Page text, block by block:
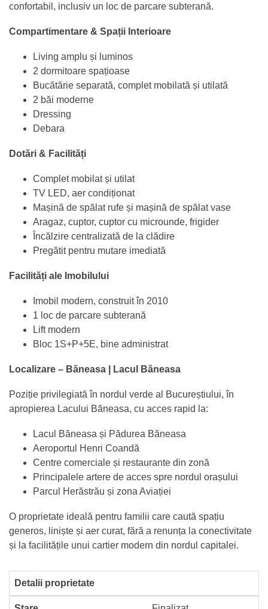
confortabil, inclusiv un loc de parcare subterană.
Compartimentare & Spații Interioare
Living amplu și luminos
2 dormitoare spațioase
Bucătărie separată, complet mobilată și utilată
2 băi moderne
Dressing
Debara
Dotări & Facilități
Complet mobilat și utilat
TV LED, aer condiționat
Mașină de spălat rufe și mașină de spălat vase
Aragaz, cuptor, cuptor cu microunde, frigider
Încălzire centralizată de la clădire
Pregătit pentru mutare imediată
Facilități ale Imobilului
Imobil modern, construit în 2010
1 loc de parcare subterană
Lift modern
Bloc 1S+P+5E, bine administrat
Localizare – Băneasa | Lacul Băneasa
Poziție privilegiată în nordul verde al Bucureștiului, în
apropierea Lacului Băneasa, cu acces rapid la:
Lacul Băneasa și Pădurea Băneasa
Aeroportul Henri Coandă
Centre comerciale și restaurante din zonă
Principalele artere de acces spre nordul orașului
Parcul Herăstrău și zona Aviației
O proprietate ideală pentru familii care caută spațiu
generos, liniște și aer curat, fără a renunța la conectivitate
și la facilitățile unui cartier modern din nordul capitalei.
Detalii proprietate